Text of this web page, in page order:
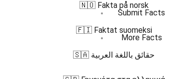
Submit Facts
More Facts
🇳🇴 Fakta på norsk
🇫🇮 Faktat suomeksi
🇸🇦 حقائق باللغة العربية